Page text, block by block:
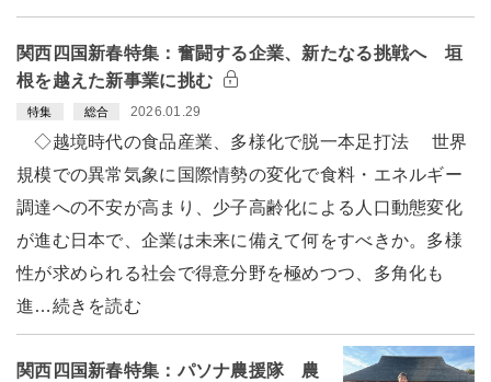
関西四国新春特集：奮闘する企業、新たなる挑戦へ 垣
根を越えた新事業に挑む
特集 総合 2026.01.29
◇越境時代の食品産業、多様化で脱一本足打法 世界
規模での異常気象に国際情勢の変化で食料・エネルギー
調達への不安が高まり、少子高齢化による人口動態変化
が進む日本で、企業は未来に備えて何をすべきか。多様
性が求められる社会で得意分野を極めつつ、多角化も
進…続きを読む
関西四国新春特集：パソナ農援隊 農